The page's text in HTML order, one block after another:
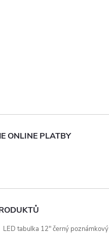
ONLINE PLATBY
LED tabulka 12" černý poznámkový